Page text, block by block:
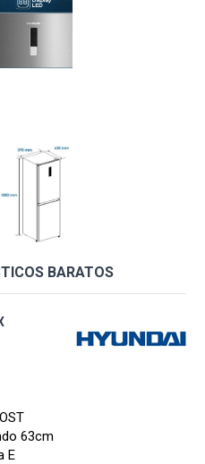
BARATOS
63cm
E